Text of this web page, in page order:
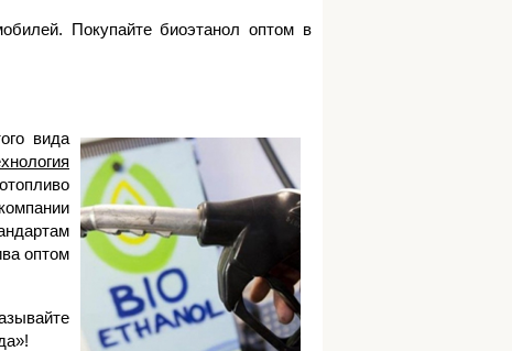
Покупайте биоэтанол оптом в
вида
оптом